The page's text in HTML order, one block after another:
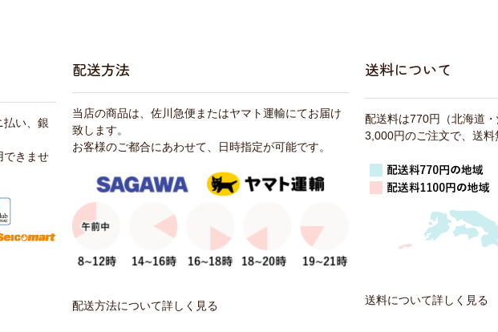
払い、銀
できませ
配送方法
当店の商品は、佐川急便またはヤマト運輸にてお届け
致します。
お客様のご都合にあわせて、日時指定が可能です。
配送方法について詳しく見る
送料について
配送料は770円（北海道
3,000円のご注文で、送
送料について詳しく見る